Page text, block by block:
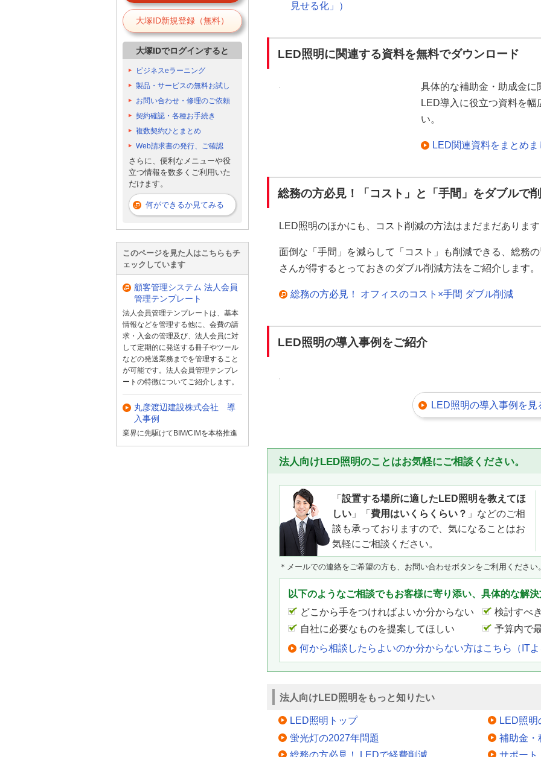
見せる化」）
LED照明に関連する資料を無料でダウンロード
具体的な補助金・助成金
LED導入に役立つ資料を
い。
LED関連資料をまとめ
総務の方必見！「コスト」と「手間」をダブルで
LED照明のほかにも、コスト削減の方法はまだまだありま
面倒な「手間」を減らして「コスト」も削減できる、総務
さんが得するとっておきのダブル削減方法をご紹介します。
総務の方必見！ オフィスのコスト×手間 ダブル削減
LED照明の導入事例をご紹介
LED照明の導入事例を見
法人向けLED照明のことはお気軽にご相談ください。
「 設置する場所に適したLED照明を教えてほ
しい 」「 費用はいくらくらい？ 」などのご相
談も承っておりますので、気になることはお
気軽にご相談ください。
＊メールでの連絡をご希望の方も、お問い合わせボタンをご利用ください
以下のようなご相談でもお客様に寄り添い、具体的な解
どこから手をつければよいか分からない
検討すべ
自社に必要なものを提案してほしい
予算内で
何から相談したらよいのか分からない方はこちら（IT
法人向けLED照明をもっと知りたい
LED照明トップ
蛍光灯の2027年問題
LED照
補助金・
大塚ID新規登録（無料）
大塚IDでログインすると
ビジネスeラーニング
製品・サービスの無料お試し
お問い合わせ・修理のご依頼
契約確認・各種お手続き
複数契約ひとまとめ
Web請求書の発行、ご確認
さらに、便利なメニューや役
立つ情報を数多くご利用いた
だけます。
何ができるか見てみる
このページを見た人はこちらもチ
ェックしています
顧客管理システム 法人会員
管理テンプレート
法人会員管理テンプレートは、基本
情報などを管理する他に、会費の請
求・入金の管理及び、法人会員に対
して定期的に発送する冊子やツール
などの発送業務までを管理すること
が可能です。法人会員管理テンプレ
ートの特徴についてご紹介します。
丸彦渡辺建設株式会社 導
入事例
業界に先駆けてBIM/CIMを本格推進